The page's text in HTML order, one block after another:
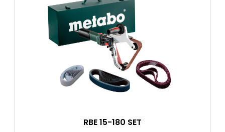
RBE 15-180 SET